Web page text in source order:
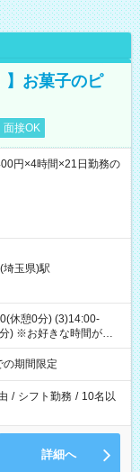
】お菓子のピ
面接OK
円×4時間×21日勤務の
埼玉県)駅
休憩0分) (3)14:00-
) ※お好きな時間が選べ
期間限定
/ シフト勤務 / 10名以
詳細へ